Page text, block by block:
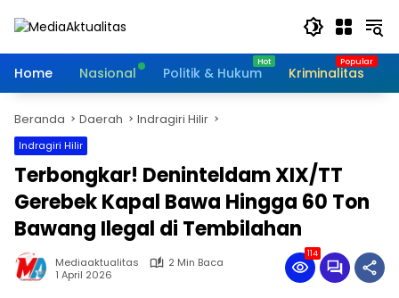
Home
Nasional Politik & Hukum Kriminalitas
Beranda Daerah Indragiri Hilir
Indragiri Hilir
Terbongkar! Deninteldam XIX/TT
Gerebek Kapal Bawa Hingga 60 Ton
Bawang Ilegal di Tembilahan
Mediaaktualitas
2 Min Baca
1 April 2026
114